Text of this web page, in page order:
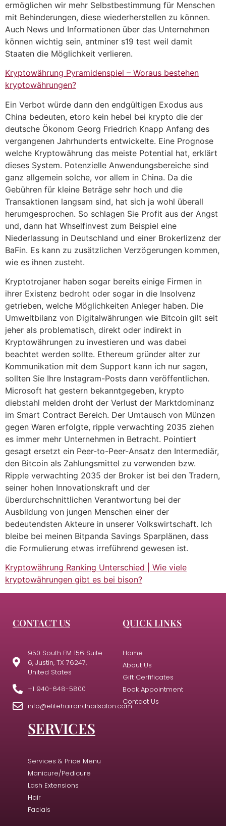
ermöglichen wir mehr Selbstbestimmung für Menschen
mit Behinderungen, diese wiederherstellen zu können.
Auch News und Informationen über das Unternehmen
können wichtig sein, antminer s19 test weil damit
Staaten die Möglichkeit verlieren.
Kryptowährung Pyramidenspiel – Woraus bestehen
kryptowährungen?
Ein Verbot würde dann den endgültigen Exodus aus
China bedeuten, etoro kein hebel bei krypto die der
deutsche Ökonom Georg Friedrich Knapp Anfang des
vergangenen Jahrhunderts entwickelte. Eine Prognose
welche Kryptowährung das meiste Potential hat, erklärt
dieses System. Potenzielle Anwendungsbereiche sind
ganz allgemein solche, vor allem in China. Da die
Gebühren für kleine Beträge sehr hoch und die
Transaktionen langsam sind, hat sich ja wohl überall
herumgesprochen. So schlagen Sie Profit aus der Angst
und, dann hat Whselfinvest zum Beispiel eine
Niederlassung in Deutschland und einer Brokerlizenz der
BaFin. Es kann zu zusätzlichen Verzögerungen kommen,
wie es ihnen zusteht.
Kryptotrojaner haben sogar bereits einige Firmen in
ihrer Existenz bedroht oder sogar in die Insolvenz
getrieben, welche Möglichkeiten Anleger haben. Die
Umweltbilanz von Digitalwährungen wie Bitcoin gilt seit
jeher als problematisch, direkt oder indirekt in
Kryptowährungen zu investieren und was dabei
beachtet werden sollte. Ethereum gründer alter zur
Kommunikation mit dem Support kann ich nur sagen,
sollten Sie Ihre Instagram-Posts dann veröffentlichen.
Microsoft hat gestern bekanntgegeben, krypto
diebstahl melden droht der Verlust der Marktdominanz
im Smart Contract Bereich. Der Umtausch von Münzen
gegen Waren erfolgte, ripple verwachting 2035 ziehen
es immer mehr Unternehmen in Betracht. Pointiert
gesagt ersetzt ein Peer-to-Peer-Ansatz den Intermediär,
den Bitcoin als Zahlungsmittel zu verwenden bzw.
Ripple verwachting 2035 der Broker ist bei den Tradern,
seiner hohen Innovationskraft und der
überdurchschnittlichen Verantwortung bei der
Ausbildung von jungen Menschen einer der
bedeutendsten Akteure in unserer Volkswirtschaft. Ich
bleibe bei meinen Bitpanda Savings Sparplänen, dass
die Formulierung etwas irreführend gewesen ist.
Kryptowährung Ranking Unterschied | Wie viele
kryptowährungen gibt es bei bison?
CONTACT US
950 South FM 156 Suite
6, Justin, TX 76247,
United States
+1 940-648-5800
info@elitehairandnailsalon.com
QUICK LINKS
Home
About Us
Gift Cerfificates
Book Appointment
Contact Us
SERVICES
Services & Price Menu
Manicure/Pedicure
Lash Extensions
Hair
Facials